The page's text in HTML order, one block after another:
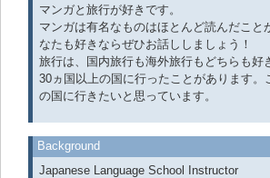
マンガと旅行が好きです。
マンガは有名なものはほとんど読んだこと
なたも好きならぜひお話ししましょう！
旅行は、国内旅行も海外旅行もどちらも好
30ヵ国以上の国に行ったことがあります。
の国に行きたいと思っています。
Background
Japanese Language School Instructor